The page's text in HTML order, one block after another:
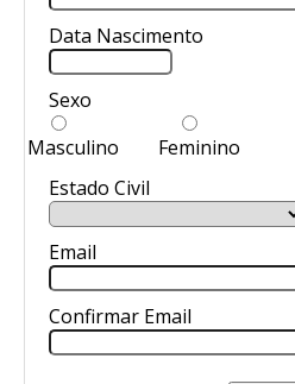
Data Nascimento
Sexo
Masculino
Feminino
Estado Civil
Email
Confirmar Email